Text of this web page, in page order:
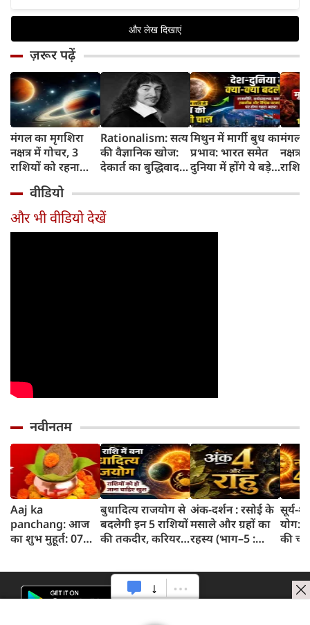
ज़रूर पढ़ें
मंगल का मृगशिरा
नक्षत्र में गोचर, 3
राशियों को रहना
सावधान
Rationalism: सत्य
की वैज्ञानिक खोज:
देकार्त का बुद्धिवाद
का जन्म
मिथुन में मार्गी बुध का
प्रभाव: भारत समेत
दुनिया में होंगे ये बड़े
मंगल
नक्षत्र
किसे
वीडियो
और भी वीडियो देखें
नवीनतम
Aaj ka
panchang: आज
का शुभ मुहूर्त: 07
और शुभ समय
बुधादित्य राजयोग से
बदलेगी इन 5 राशियों
की तकदीर, करियर
सफलता
अंक-दर्शन : रसोई के
मसाले और ग्रहों का
रहस्य (भाग–5 :
सूर्य-
योग:
की